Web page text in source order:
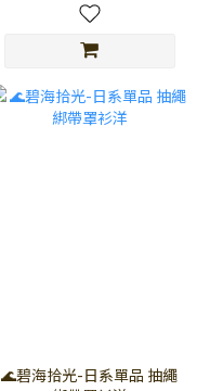
🌊碧海拾光-日系單品 抽繩